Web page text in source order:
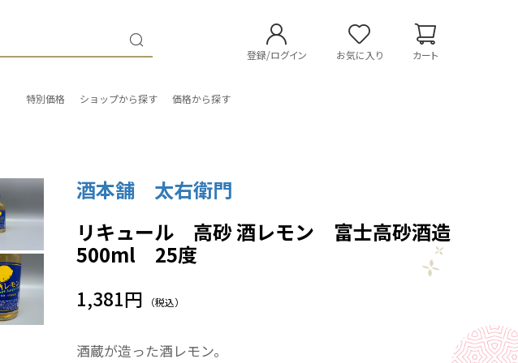
登録/ログイン お気に入り カート
特別価格 ショップから探す 価格から探す
酒本舗 太右衛門
リキュール 高砂 酒レモン 富士高砂酒造
500ml 25度
1,381円 （税込）
酒蔵が造った酒レモン。